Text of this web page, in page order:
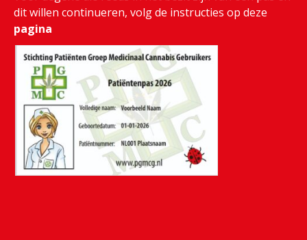
dit willen continueren, volg de instructies op deze
pagina